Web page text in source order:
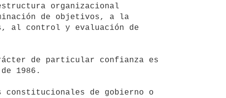
de objetivos, a la
al control y evaluación de
1986.